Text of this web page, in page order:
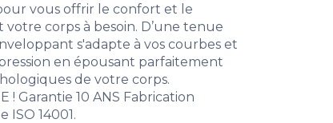
vous offrir le confort et le
corps à besoin. D’une tenue
s'adapte à vos courbes et
en épousant parfaitement
de votre corps.
! Garantie 10 ANS Fabrication
14001.